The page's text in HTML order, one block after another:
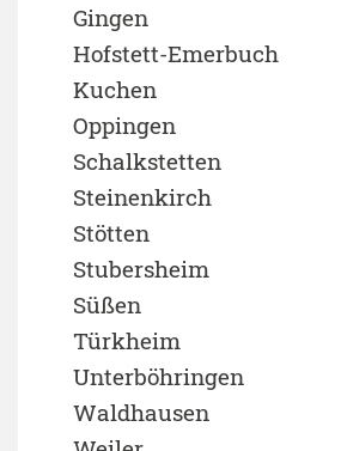
Gingen
Hofstett-Emerbuch
Kuchen
Oppingen
Schalkstetten
Steinenkirch
Stötten
Stubersheim
Süßen
Türkheim
Unterböhringen
Waldhausen